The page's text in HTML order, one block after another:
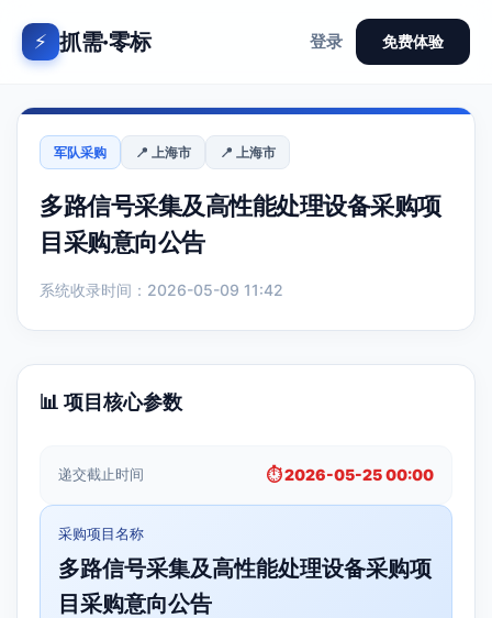
⚡ 抓需·零标 登录 免费体验
军队采购 📍 上海市 📍 上海市
多路信号采集及高性能处理设备采购项
目采购意向公告
系统收录时间：2026-05-09 11:42
📊 项目核心参数
递交截止时间 ⏱️ 2026-05-25 00:00
采购项目名称
多路信号采集及高性能处理设备采购项
目采购意向公告